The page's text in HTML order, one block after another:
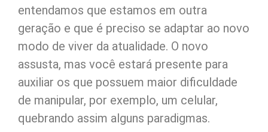
entendamos que estamos em outra
geração e que é preciso se adaptar ao novo
modo de viver da atualidade. O novo
assusta, mas você estará presente para
auxiliar os que possuem maior dificuldade
de manipular, por exemplo, um celular,
quebrando assim alguns paradigmas.